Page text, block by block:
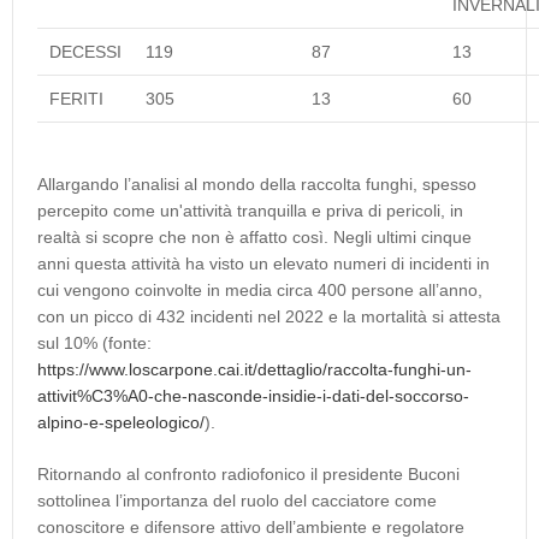
INVERNALI
DECESSI 119 87 13
FERITI 305 13 60
Allargando l’analisi al mondo della raccolta funghi, spesso
percepito come un'attività tranquilla e priva di pericoli, in
realtà si scopre che non è affatto così. Negli ultimi cinque
anni questa attività ha visto un elevato numeri di incidenti in
cui vengono coinvolte in media circa 400 persone all’anno,
con un picco di 432 incidenti nel 2022 e la mortalità si attesta
sul 10% (fonte:
https://www.loscarpone.cai.it/dettaglio/raccolta-funghi-un-
attivit%C3%A0-che-nasconde-insidie-i-dati-del-soccorso-
alpino-e-speleologico/).
Ritornando al confronto radiofonico il presidente Buconi
sottolinea l’importanza del ruolo del cacciatore come
conoscitore e difensore attivo dell’ambiente e regolatore